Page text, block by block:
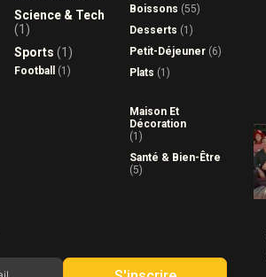
Science & Tech
(1)
Sports (1)
Football (1)
Boissons (55)
Desserts (1)
Petit-Déjeuner (6)
Plats (1)
Maison Et
Décoration
(1)
Santé & Bien-Être
(5)